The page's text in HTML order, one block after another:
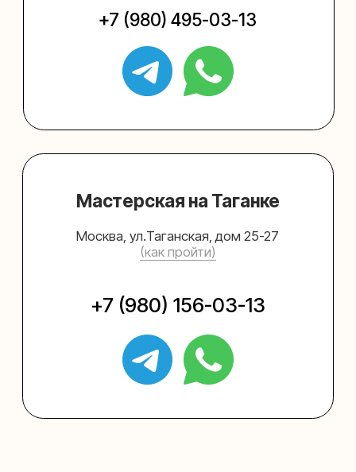
help@upakovali.online
Sospeso wrap
О нас
Упаковать подарок
В личный кабинет
+7 (495) 005-03-13